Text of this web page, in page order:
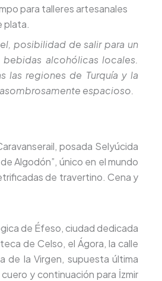
para talleres artesanales
plata.
posibilidad de salir para un
alcohólicas locales.
las regiones de Turquía y la
espacioso.
posada Selyúcida
Algodón”, único en el mundo
de travertino. Cena y
de Éfeso, ciudad dedicada
de Celso, el Ágora, la calle
de la Virgen, supuesta última
y continuación para İzmir